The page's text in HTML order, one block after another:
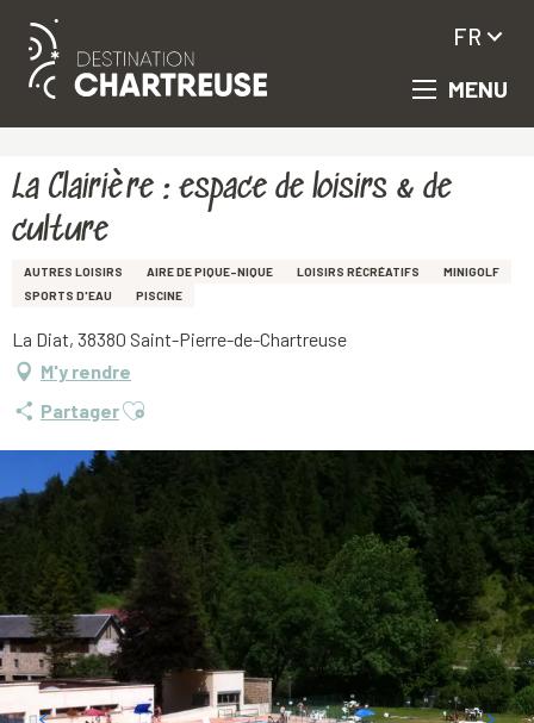
Aller
principal
MENU
FR
La Clairière : espace de loisirs & de
culture
AUTRES LOISIRS AIRE DE PIQUE-NIQUE LOISIRS RÉCRÉATIFS
MINIGOLF
SPORTS D'EAU
PISCINE
La Diat, 38380 Saint-Pierre-de-Chartreuse
M'y rendre
PartagerAjouter aux favoris